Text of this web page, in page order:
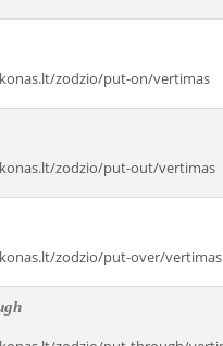
zodzio/put-on/vertimas
zodzio/put-out/vertimas
zodzio/put-over/vertimas